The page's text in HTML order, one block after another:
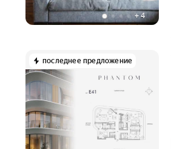
+4
последнее предложение